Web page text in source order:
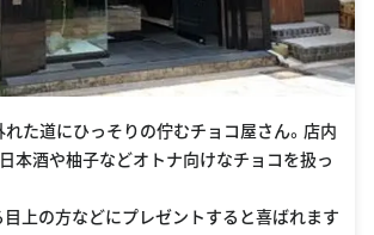
た道にひっそりの佇むチョコ屋さん。店内
本酒や柚子などオトナ向けなチョコを扱っ
上の方などにプレゼントすると喜ばれます